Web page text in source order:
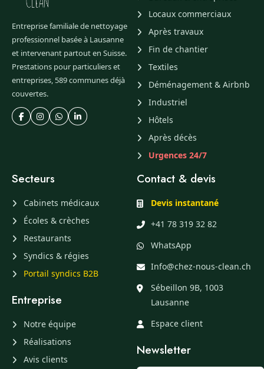
Entreprise familiale de nettoyage
professionnel basée à Lausanne
et intervenant partout en Suisse.
Prestations pour particuliers et
entreprises, 589 communes déjà
couvertes.
Locaux commerciaux
Après travaux
Fin de chantier
Textiles
Déménagement & Airbnb
Industriel
Hôtels
Après décès
Urgences 24/7
Secteurs
Cabinets médicaux
Écoles & crèches
Restaurants
Syndics & régies
Portail syndics B2B
Entreprise
Notre équipe
Réalisations
Avis clients
Contact & devis
Devis instantané
+41 78 319 32 82
WhatsApp
Info@chez-nous-clean.ch
Sébeillon 9B, 1003
Lausanne
Espace client
Newsletter